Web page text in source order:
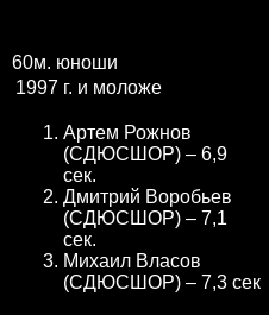
60м. юноши
1997 г. и моложе
Артем Рожнов
(СДЮСШОР) – 6,9
сек.
Дмитрий Воробьев
(СДЮСШОР) – 7,1
сек.
Михаил Власов
(СДЮСШОР) – 7,3 сек